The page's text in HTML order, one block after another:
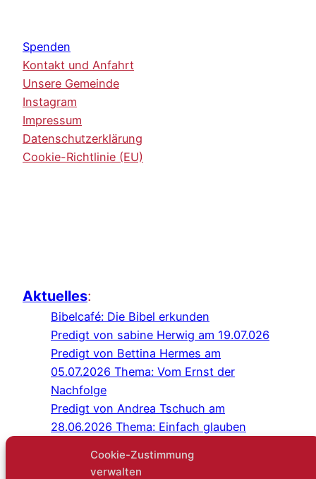
Cookie-Zustimmung
verwalten
Spenden
Kontakt und Anfahrt
Unsere Gemeinde
Instagram
Impressum
Datenschutzerklärung
Cookie-Richtlinie (EU)
Aktuelles:
Bibelcafé: Die Bibel erkunden
Predigt von sabine Herwig am 19.07.026
Predigt von Bettina Hermes am
05.07.2026 Thema: Vom Ernst der
Nachfolge
Predigt von Andrea Tschuch am
28.06.2026 Thema: Einfach glauben
Predigt von Sabine Herwig am